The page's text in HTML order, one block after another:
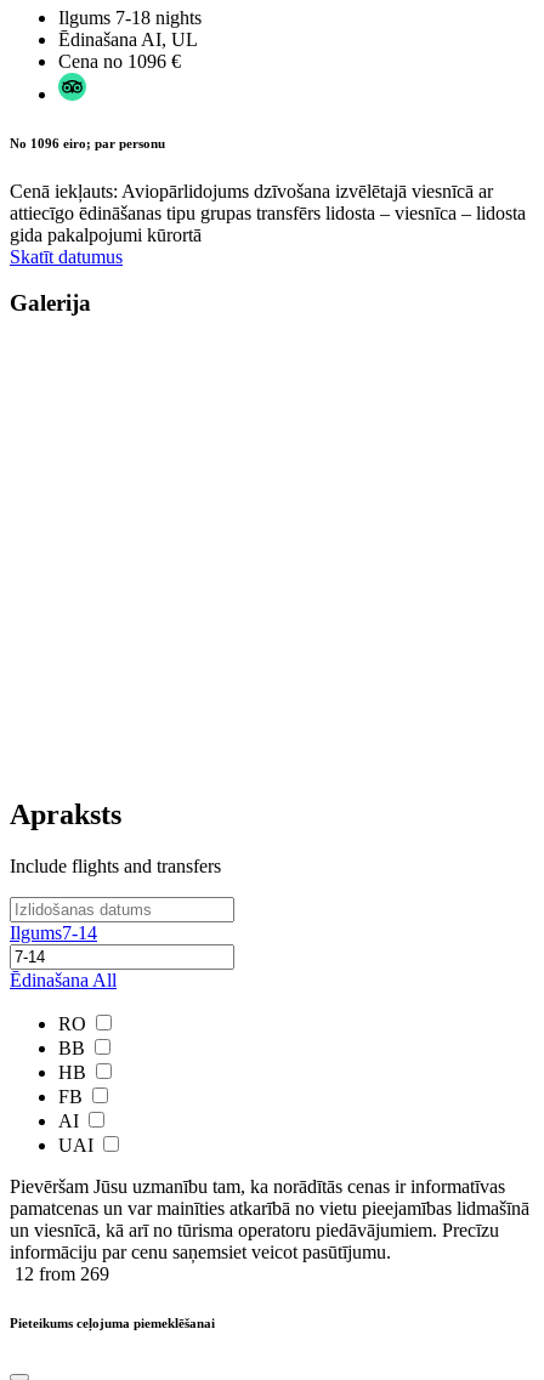
Ilgums 7-18 nights
Ēdinašana AI, UL
Cena no 1096 €
No 1096 eiro; par personu
Cenā iekļauts: Aviopārlidojums dzīvošana izvēlētajā viesnīcā ar
attiecīgo ēdināšanas tipu grupas transfērs lidosta – viesnīca – lidosta
gida pakalpojumi kūrortā
Skatīt datumus
Galerija
Apraksts
Include flights and transfers
Ilgums7-14
Ēdinašana All
RO
BB
HB
FB
AI
UAI
Pievēršam Jūsu uzmanību tam, ka norādītās cenas ir ​informatīvas ​
pamatcenas un var mainīties atkarībā ​no ​vietu pieejamības lidmašīnā
un viesnīcā, kā arī no tūrisma operatoru piedāvājumiem. Precīzu
informāciju par cenu saņemsiet veicot pasūtījumu.
12 from 269
Pieteikums ceļojuma piemeklēšanai